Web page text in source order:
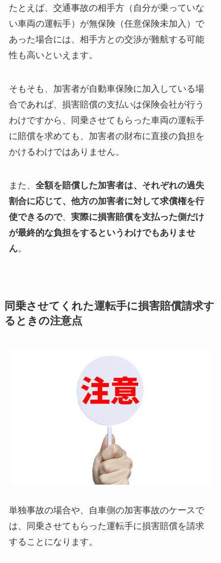
たとえば、交通事故の相手方（自分が乗っていな
い車両の運転手）が無保険（任意保険未加入）で
あった場合には、相手方との交渉が難航する可能
性も高いといえます。
そもそも、加害者が自動車保険に加入している場
合であれば、損害賠償の支払いは保険会社が行う
わけですから、同乗させてもらった車両の運転手
に賠償を求めても、加害者の財布に直接の負担を
かけるわけではありません。
また、 全額を賠償した加害者は、それぞれの過失
割合に応じて、他方の加害者に対して求償権を行
使できるので、 実際に損害賠償を支払った側だけ
が最終的な負担をするというわけでもありませ
ん。
同乗させてくれた運転手に損害賠償請求す
るときの注意点
単独事故の場合や、自車側の加害事故のケースで
は、同乗させてもらった運転手に損害賠償を請求
することになります。